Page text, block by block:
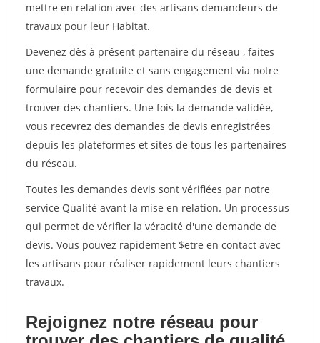
mettre en relation avec des artisans demandeurs de
travaux pour leur Habitat.
Devenez dès à présent partenaire du réseau , faites
une demande gratuite et sans engagement via notre
formulaire pour recevoir des demandes de devis et
trouver des chantiers. Une fois la demande validée,
vous recevrez des demandes de devis enregistrées
depuis les plateformes et sites de tous les partenaires
du réseau.
Toutes les demandes devis sont vérifiées par notre
service Qualité avant la mise en relation. Un processus
qui permet de vérifier la véracité d'une demande de
devis. Vous pouvez rapidement $etre en contact avec
les artisans pour réaliser rapidement leurs chantiers
travaux.
Rejoignez notre réseau pour